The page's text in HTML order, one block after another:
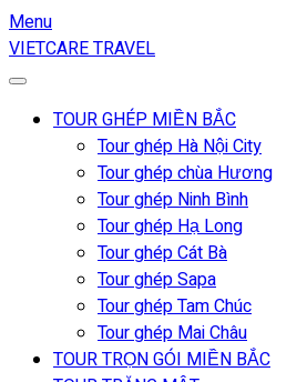
Menu
VIETCARE TRAVEL
TOUR GHÉP MIỀN BẮC
Tour ghép Hà Nội City
Tour ghép chùa Hương
Tour ghép Ninh Bình
Tour ghép Hạ Long
Tour ghép Cát Bà
Tour ghép Sapa
Tour ghép Tam Chúc
Tour ghép Mai Châu
TOUR TRỌN GÓI MIỀN BẮC